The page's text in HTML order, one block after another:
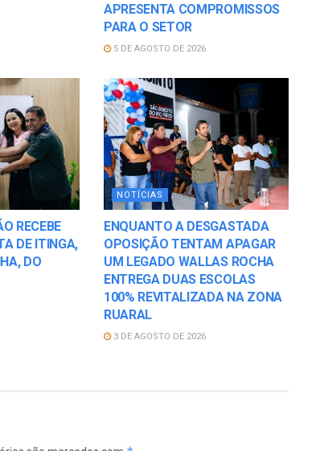
APRESENTA COMPROMISSOS
PARA O SETOR
5 DE AGOSTO DE 2026
RECEBE
DE ITINGA,
DO
NOTÍCIAS
ENQUANTO A DESGASTADA
OPOSIÇÃO TENTAM APAGAR
UM LEGADO WALLAS ROCHA
ENTREGA DUAS ESCOLAS
100% REVITALIZADA NA ZONA
RUARAL
3 DE AGOSTO DE 2026